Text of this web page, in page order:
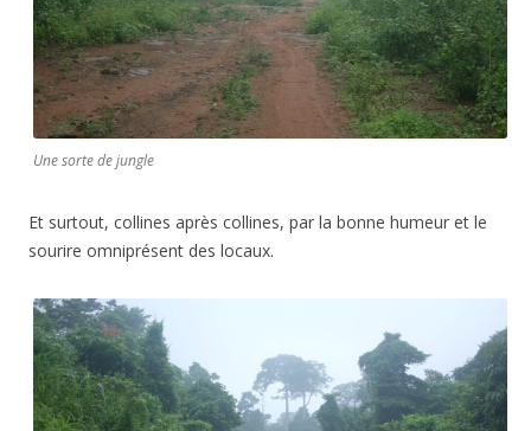
Une sorte de jungle
Et surtout, collines après collines, par la bonne humeur et le
sourire omniprésent des locaux.